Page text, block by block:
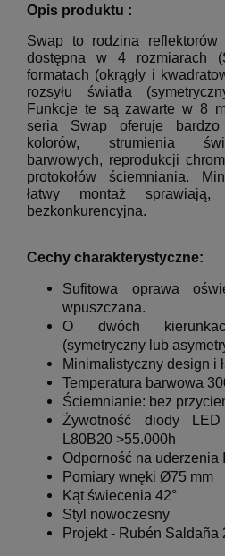
Opis produktu :
Swap to rodzina
dostępna w 4 rozmiarach
formatach (okrągły i
rozsyłu światła
Funkcje te są zawarte w 8
seria Swap oferuje
kolorów, strumienia
barwowych, reprodukcji
protokołów ściemniania.
łatwy montaż
bezkonkurencyjna.
Cechy charakterystyczne:
Sufitowa oprawa
wpuszczana.
O dwóch
(symetryczny lub
Minimalistyczny design i
Temperatura barwowa
Ściemnianie: bez
Żywotność diody
L80B20 >55.000h
Odporność na uderzenia
Pomiary wnęki Ø75 mm
Kąt świecenia 42°
Styl nowoczesny
Projekt - Rubén Saldaña